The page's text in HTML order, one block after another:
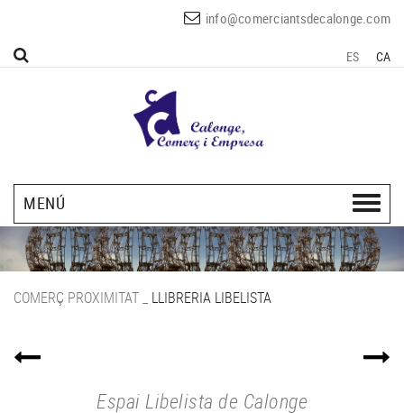
info@comerciantsdecalonge.com
ES CA
MENÚ
COMERÇ PROXIMITAT LLIBRERIA LIBELISTA
Espai Libelista de Calonge